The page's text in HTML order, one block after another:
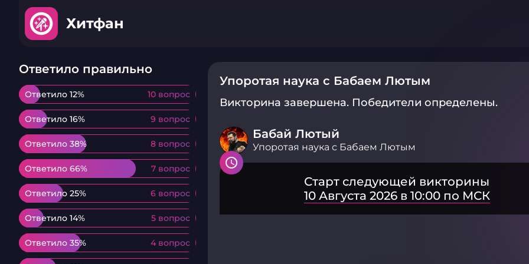
Хитфан
Ответило правильно
Ответило 12% 10 вопрос
Ответило 12% 10 вопрос
Ответило 16% 9 вопрос
Ответило 16% 9 вопрос
Ответило 38% 8 вопрос
Ответило 38% 8 вопрос
Ответило 66% 7 вопрос
Ответило 66% 7 вопрос
Ответило 25% 6 вопрос
Ответило 25% 6 вопрос
Ответило 14% 5 вопрос
Ответило 14% 5 вопрос
Ответило 35% 4 вопрос
Ответило 35% 4 вопрос
Упоротая наука с Бабаем Лютым
Викторина завершена. Победители определены.
Бабай Лютый
Упоротая наука с Бабаем Лютым
Старт следующей викторины
10 Августа 2026 в 10:00 по МСК